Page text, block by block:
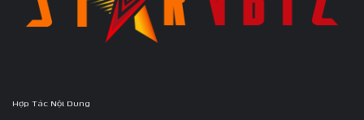
Hợp Tác Nội Dung